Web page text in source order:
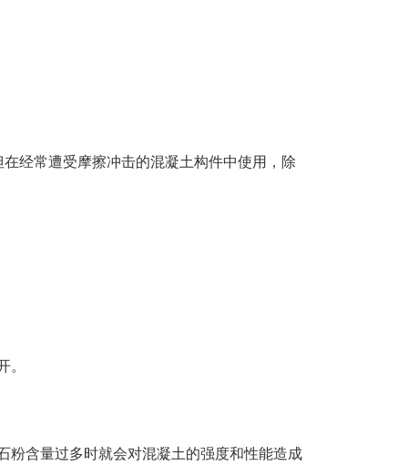
经常遭受摩擦冲击的混凝土构件中使用，除
。
粉含量过多时就会对混凝土的强度和性能造成